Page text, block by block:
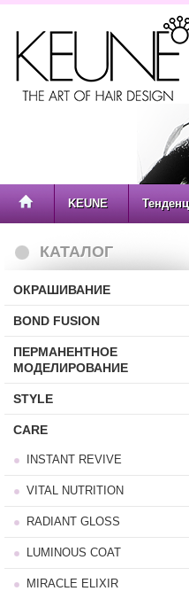
KEUNE
КАТАЛОГ
ОКРАШИВАНИЕ
BOND FUSION
ПЕРМАНЕНТНОЕ
МОДЕЛИРОВАНИЕ
STYLE
CARE
INSTANT REVIVE
VITAL NUTRITION
RADIANT GLOSS
LUMINOUS COAT
MIRACLE ELIXIR